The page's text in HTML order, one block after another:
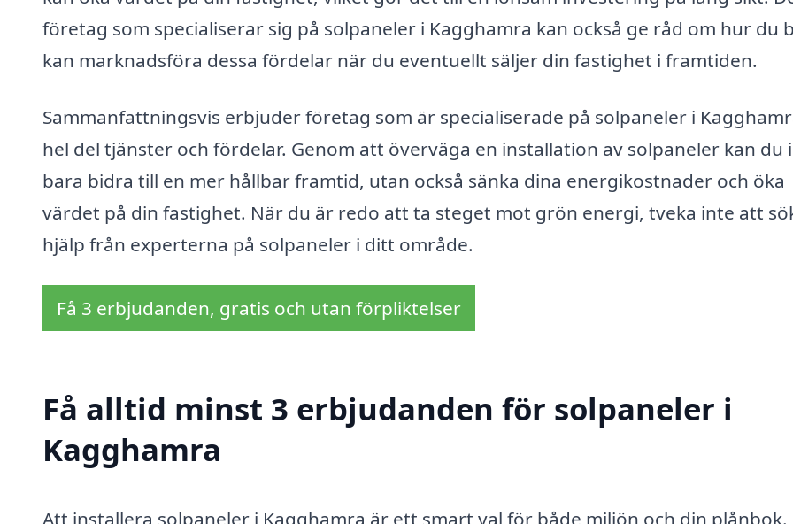
företag som specialiserar sig på solpaneler i Kagghamra kan också ge råd om hur du
kan marknadsföra dessa fördelar när du eventuellt säljer din fastighet i framtiden.
Sammanfattningsvis erbjuder företag som är specialiserade på solpaneler i
hel del tjänster och fördelar. Genom att överväga en installation av solpaneler kan du
bara bidra till en mer hållbar framtid, utan också sänka dina energikostnader och öka
värdet på din fastighet. När du är redo att ta steget mot grön energi, tveka inte att
hjälp från experterna på solpaneler i ditt område.
Få 3 erbjudanden, gratis och utan förpliktelser
Få alltid minst 3 erbjudanden för solpaneler i
Kagghamra
Att installera solpaneler i Kagghamra är ett smart val för både miljön och din plånbok.